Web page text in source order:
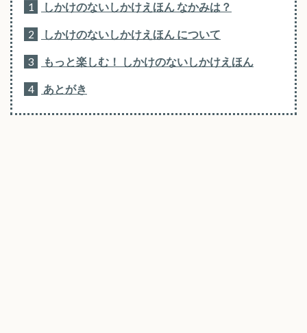
1 しかけのないしかけえほん なかみは？
2 しかけのないしかけえほん について
3 もっと楽しむ！ しかけのないしかけえほん
4 あとがき